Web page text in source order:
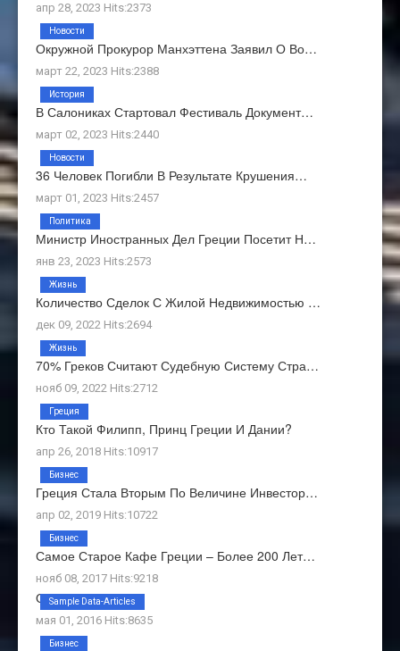
апр 28, 2023 Hits:2373
Окружной Прокурор Манхэттена Заявил О Во…
март 22, 2023 Hits:2388
Новости
В Салониках Стартовал Фестиваль Документ…
март 02, 2023 Hits:2440
История
36 Человек Погибли В Результате Крушения…
март 01, 2023 Hits:2457
Новости
Министр Иностранных Дел Греции Посетит Н…
янв 23, 2023 Hits:2573
Политика
Количество Сделок С Жилой Недвижимостью …
дек 09, 2022 Hits:2694
Жизнь
70% Греков Считают Судебную Систему Стра…
нояб 09, 2022 Hits:2712
Жизнь
Кто Такой Филипп, Принц Греции И Дании?
апр 26, 2018 Hits:10917
Греция
Греция Стала Вторым По Величине Инвестор…
апр 02, 2019 Hits:10722
Бизнес
Самое Старое Кафе Греции – Более 200 Лет…
нояб 08, 2017 Hits:9218
Бизнес
О Нас
мая 01, 2016 Hits:8635
Sample Data-Articles
Бизнес